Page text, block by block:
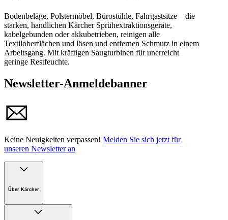
Bodenbeläge, Polstermöbel, Bürostühle, Fahrgastsitze – die
starken, handlichen Kärcher Sprühextraktionsgeräte,
kabelgebunden oder akkubetrieben, reinigen alle
Textiloberflächen und lösen und entfernen Schmutz in einem
Arbeitsgang. Mit kräftigen Saugturbinen für unerreicht
geringe Restfeuchte.
Newsletter-Anmeldebanner
Keine Neuigkeiten verpassen! Melden Sie sich jetzt für
unseren Newsletter an
Über Kärcher
Unternehmen